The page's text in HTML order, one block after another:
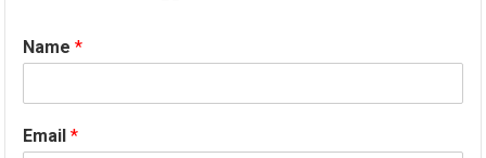
Name*
Email*